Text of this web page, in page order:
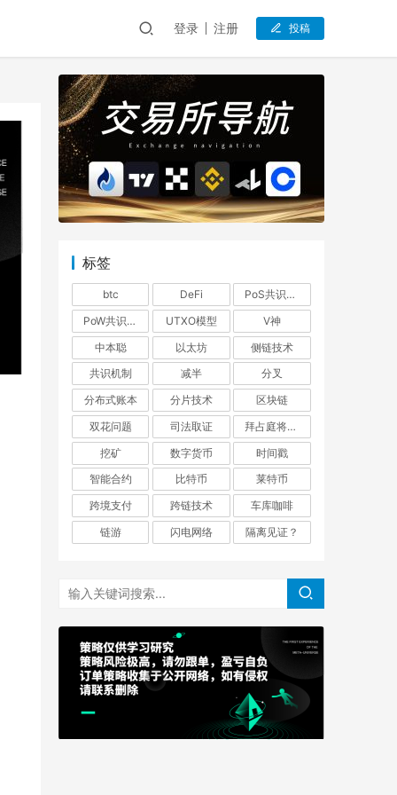
登录 注册 投稿
标签
btc DeFi
PoS共识机制
PoW共识机制
UTXO模型
V神
中本聪
以太坊
侧链技术
共识机制
减半
分叉
分布式账本
分片技术
区块链
双花问题
司法取证
拜占庭将军问题
挖矿
数字货币
时间戳
智能合约
比特币
莱特币
跨境支付
跨链技术
车库咖啡
链游
闪电网络 隔离见证？